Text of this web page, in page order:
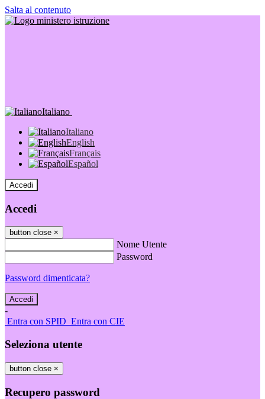
Salta al contenuto
Italiano
Italiano
English
Français
Español
Accedi
Accedi
button close ×
Nome Utente
Password
Password dimenticata?
-
Entra con SPID Entra con CIE
Seleziona utente
button close ×
Recupero password